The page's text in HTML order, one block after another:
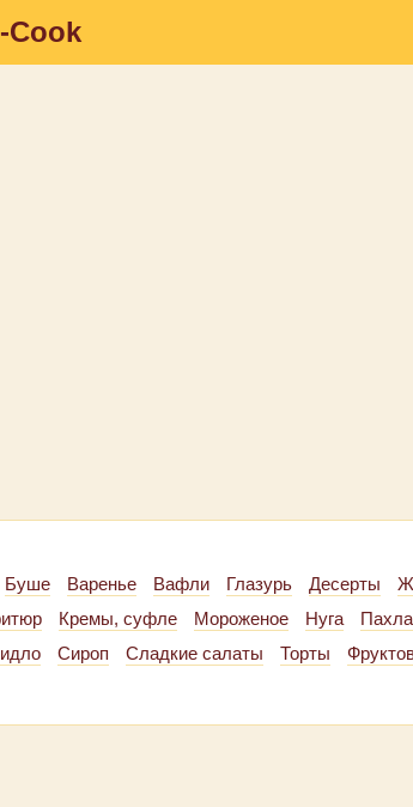
Cook
Буше Варенье Вафли Глазурь Десерты
Кремы, суфле Мороженое Нуга
Сироп Сладкие салаты Торты